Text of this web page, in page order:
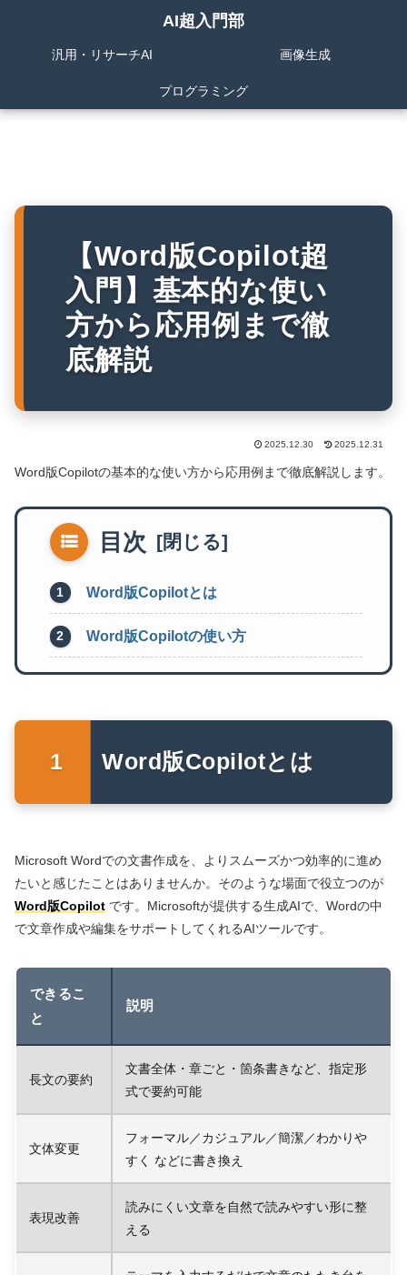
AI超入門部
汎用・リサーチAI 画像生成
プログラミング
【Word版Copilot超
入門】基本的な使い
方から応用例まで徹
底解説
2025.12.30 2025.12.31
Word版Copilotの基本的な使い方から応用例まで徹底解説します。
目次
Word版Copilotとは
Word版Copilotの使い方
Word版Copilotとは
Microsoft Wordでの文書作成を、よりスムーズかつ効率的に進め
たいと感じたことはありませんか。そのような場面で役立つのが
Word版Copilot です。Microsoftが提供する生成AIで、Wordの中
で文章作成や編集をサポートしてくれるAIツールです。
できるこ
と
説明
長文の要約
文書全体・章ごと・箇条書きなど、指定形
式で要約可能
文体変更
フォーマル／カジュアル／簡潔／わかりや
すく などに書き換え
表現改善
読みにくい文章を自然で読みやすい形に整
える